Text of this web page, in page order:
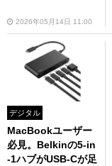
2026年05月14日 11:00
デジタル
MacBookユーザー
必見。Belkinの5-in
-1ハブがUSB-Cが足